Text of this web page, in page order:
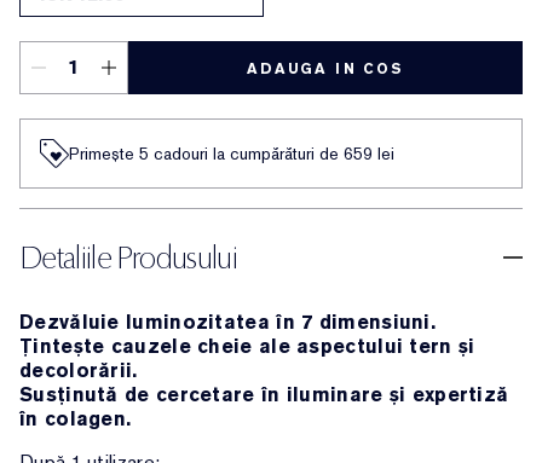
ADAUGA IN COS
Primește 5 cadouri la cumpărături de 659 lei
Detaliile Produsului
Dezvăluie luminozitatea în 7 dimensiuni.
Țintește cauzele cheie ale aspectului tern și
decolorării.
Susținută de cercetare în iluminare și expertiză
în colagen.